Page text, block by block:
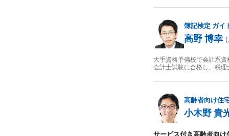
簿記検定 ガイ
高野 博幸 (
大手資格予備校で会計系
会計士試験に合格し、税
高齢者向け住
小木野 貴
サービス付き高齢者向